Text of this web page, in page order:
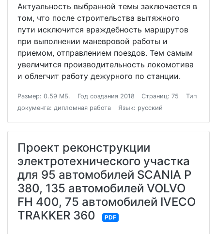
Актуальность выбранной темы заключается в
том, что после строительства вытяжного
пути исключится враждебность маршрутов
при выполнении маневровой работы и
приемом, отправлением поездов. Тем самым
увеличится производительность локомотива
и облегчит работу дежурного по станции.
Размер: 0.59 МБ. Год создания 2018 Страниц: 75
Тип
документа: дипломная работа
Язык: русский
Проект реконструкции
электротехнического участка
для 95 автомобилей SCANIA P
380, 135 автомобилей VOLVO
FH 400, 75 автомобилей IVECO
TRAKKER 360
PDF